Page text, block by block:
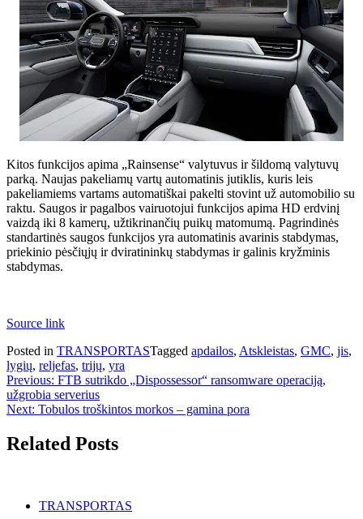
Kitos funkcijos apima „Rainsense“ valytuvus ir šildomą valytuvų
parką. Naujas pakeliamų vartų automatinis jutiklis, kuris leis
pakeliamiems vartams automatiškai pakelti stovint už automobilio su
raktu. Saugos ir pagalbos vairuotojui funkcijos apima HD erdvinį
vaizdą iki 8 kamerų, užtikrinančių puikų matomumą. Pagrindinės
standartinės saugos funkcijos yra automatinis avarinis stabdymas,
priekinio pėsčiųjų ir dviratininkų stabdymas ir galinis kryžminis
stabdymas.
Source link
Posted in TRANSPORTASTagged apdailos, Atskleistas, GMC, jis,
lygių, reljefas, trijų, yra
Navigacija
tarp
Previous: FTB sutrikdo „Dispossessor“ ransomware operaciją,
užgrobia serverius
Next: Tobulos troškintos morkos – gamina pora
Related Posts
TRANSPORTAS